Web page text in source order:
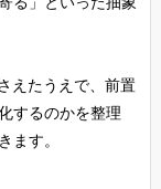
えたうえで、前置
するのかを整理
ます。